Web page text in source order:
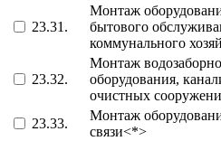
23.31.
Монтаж
бытового
коммунального
23.32.
Монтаж
оборудования,
очистных
23.33.
Монтаж
связи<*>